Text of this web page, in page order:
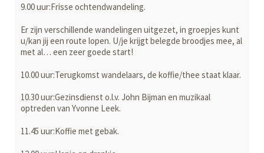
9.00 uur:Frisse ochtendwandeling.
Er zijn verschillende wandelingen uitgezet, in groepjes kunt
u/kan jij een route lopen. U/je krijgt belegde broodjes mee, al
met al… een zeer goede start!
10.00 uur:Terugkomst wandelaars, de koffie/thee staat klaar.
10.30 uur:Gezinsdienst o.l.v. John Bijman en muzikaal
optreden van Yvonne Leek.
11.45 uur:Koffie met gebak.